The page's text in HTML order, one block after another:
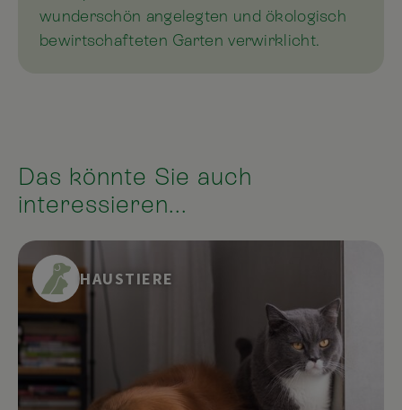
wunderschön angelegten und ökologisch
bewirtschafteten Garten verwirklicht.
Das könnte Sie auch
interessieren...
HAUSTIERE